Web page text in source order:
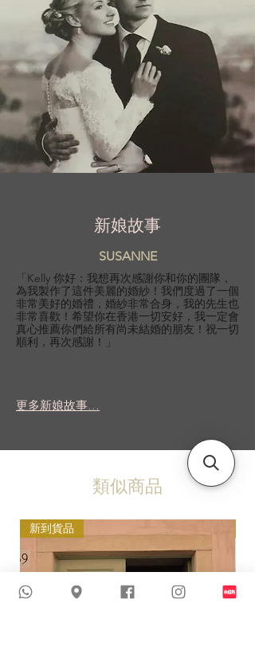
新娘故事
SUSANNE
「Kelly 你好：我想再次感謝你和你的團隊，
為我製作了這件美麗的婚紗！我們度過了一個
非常美好的婚禮，婚紗非常合身，我的先生也
非常喜歡！希望你在香港一切安好，我一定會
真心推薦你們給所有尚未結婚的朋友！祝一切
順利，再次感謝！」
更多新娘故事...
類似商品
新到貨品